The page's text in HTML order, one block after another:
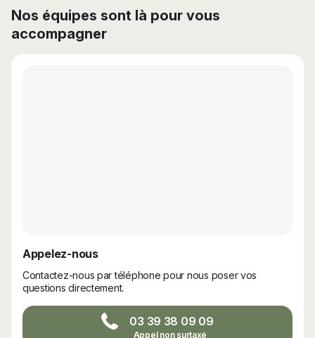
Nos équipes sont là pour vous
accompagner
Appelez-nous
Contactez-nous par téléphone pour nous poser vos
questions directement.
03 39 38 09 09